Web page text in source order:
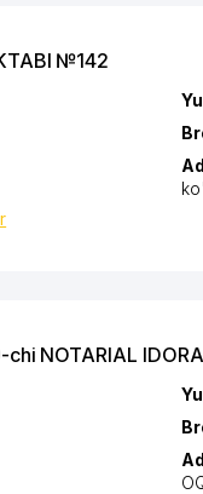
№142
NOTARIAL